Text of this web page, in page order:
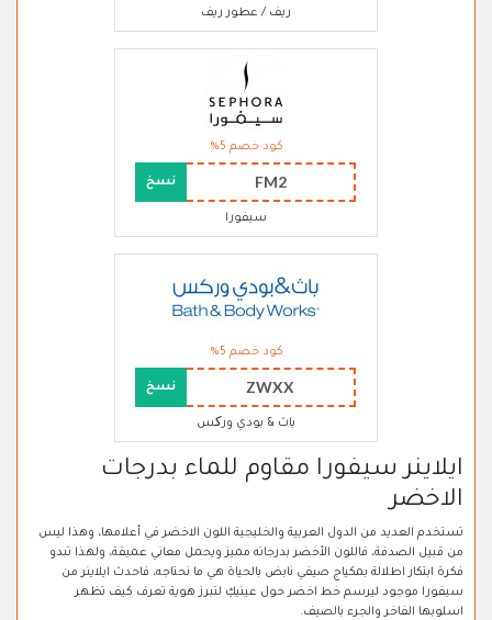
ريف / عطور ريف
كود خصم 5%
FM2 نسخ
سيفورا
كود خصم 5%
ZWXX نسخ
باث & بودي ورکس
ايلاينر سيفورا مقاوم للماء بدرجات
الاخضر
تستخدم العديد من الدول العربية والخليجية اللون الاخضر في أعلامها، وهذا ليس
من قبيل الصدفة، فاللون الأخضر بدرجاته مميز ويحمل معاني عميقة، ولهذا تبدو
فكرة ابتكار اطلالة بمكياج صيفي نابض بالحياة هي ما نحتاجه، فاحدث ايلاينر من
سيفورا موجود ليرسم خط اخضر حول عينيكِ لتبرز هوية تعرف كيف تظهر
اسلوبها الفاخر والجرء بالصيف.